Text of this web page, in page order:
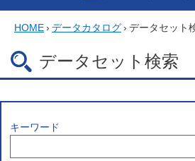
HOME› データカタログ› データセット
データセット検索
キーワード